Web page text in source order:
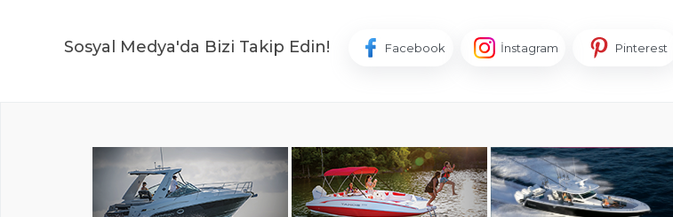
Sosyal Medya'da Bizi Takip Edin! Facebook İnstagram Pinterest